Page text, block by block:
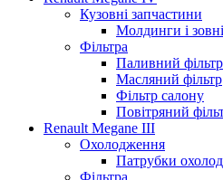
Кузовні запчастини
Молдинги і
Фільтра
Паливний фільтр
Масляний фільтр
Фільтр салону
Повітряний
Renault Megane III
Охолодження
Патрубки
Фільтра